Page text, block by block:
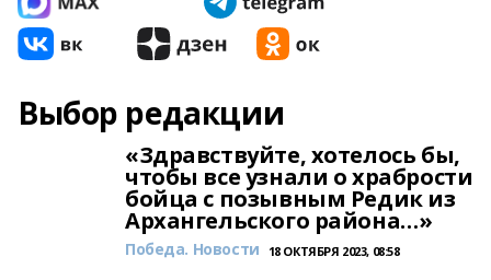
Выбор редакции
«Здравствуйте, хотелось бы,
чтобы все узнали о храбрости
бойца с позывным Редик из
Архангельского района…»
Победа. Новости 18 ОКТЯБРЯ 2023, 08:58